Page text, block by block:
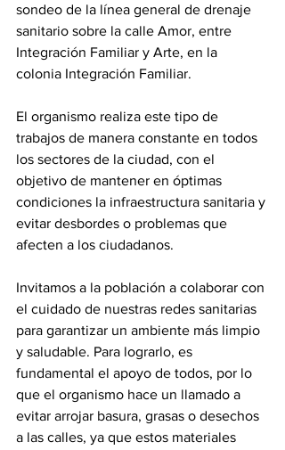
sondeo de la línea general de drenaje
sanitario sobre la calle Amor, entre
Integración Familiar y Arte, en la
colonia Integración Familiar.
El organismo realiza este tipo de
trabajos de manera constante en todos
los sectores de la ciudad, con el
objetivo de mantener en óptimas
condiciones la infraestructura sanitaria y
evitar desbordes o problemas que
afecten a los ciudadanos.
Invitamos a la población a colaborar con
el cuidado de nuestras redes sanitarias
para garantizar un ambiente más limpio
y saludable. Para lograrlo, es
fundamental el apoyo de todos, por lo
que el organismo hace un llamado a
evitar arrojar basura, grasas o desechos
a las calles, ya que estos materiales